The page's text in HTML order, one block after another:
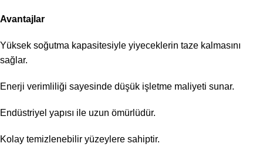
Avantajlar
Yüksek soğutma kapasitesiyle yiyeceklerin taze kalmasını
sağlar.
Enerji verimliliği sayesinde düşük işletme maliyeti sunar.
Endüstriyel yapısı ile uzun ömürlüdür.
Kolay temizlenebilir yüzeylere sahiptir.